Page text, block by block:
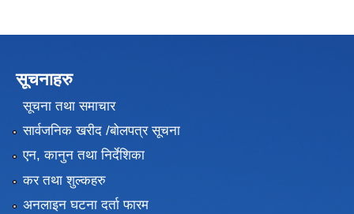
सूचनाहरु
सूचना तथा समाचार
सार्वजनिक खरीद /बोलपत्र सूचना
एन, कानुन तथा निर्देशिका
कर तथा शुल्कहरु
अनलाइन घटना दर्ता फारम